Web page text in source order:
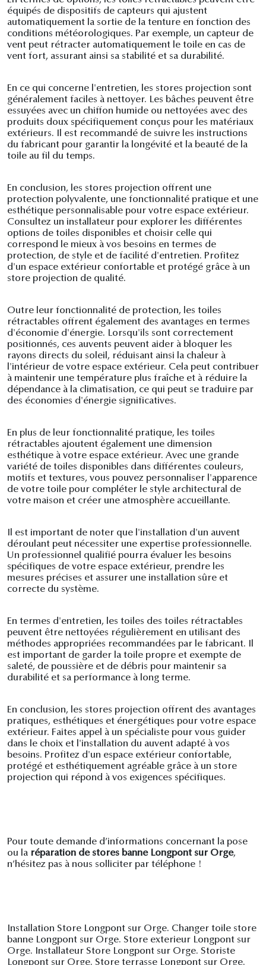
équipés de dispositifs de capteurs qui ajustent
automatiquement la sortie de la tenture en fonction des
conditions météorologiques. Par exemple, un capteur de
vent peut rétracter automatiquement le toile en cas de
vent fort, assurant ainsi sa stabilité et sa durabilité.
En ce qui concerne l'entretien, les stores projection sont
généralement faciles à nettoyer. Les bâches peuvent être
essuyées avec un chiffon humide ou nettoyées avec des
produits doux spécifiquement conçus pour les matériaux
extérieurs. Il est recommandé de suivre les instructions
du fabricant pour garantir la longévité et la beauté de la
toile au fil du temps.
En conclusion, les stores projection offrent une
protection polyvalente, une fonctionnalité pratique et une
esthétique personnalisable pour votre espace extérieur.
Consultez un installateur pour explorer les différentes
options de toiles disponibles et choisir celle qui
correspond le mieux à vos besoins en termes de
protection, de style et de facilité d'entretien. Profitez
d'un espace extérieur confortable et protégé grâce à un
store projection de qualité.
Outre leur fonctionnalité de protection, les toiles
rétractables offrent également des avantages en termes
d'économie d'énergie. Lorsqu'ils sont correctement
positionnés, ces auvents peuvent aider à bloquer les
rayons directs du soleil, réduisant ainsi la chaleur à
l'intérieur de votre espace extérieur. Cela peut contribuer
à maintenir une température plus fraîche et à réduire la
dépendance à la climatisation, ce qui peut se traduire par
des économies d'énergie significatives.
En plus de leur fonctionnalité pratique, les toiles
rétractables ajoutent également une dimension
esthétique à votre espace extérieur. Avec une grande
variété de toiles disponibles dans différentes couleurs,
motifs et textures, vous pouvez personnaliser l'apparence
de votre toile pour compléter le style architectural de
votre maison et créer une atmosphère accueillante.
Il est important de noter que l'installation d'un auvent
déroulant peut nécessiter une expertise professionnelle.
Un professionnel qualifié pourra évaluer les besoins
spécifiques de votre espace extérieur, prendre les
mesures précises et assurer une installation sûre et
correcte du système.
En termes d'entretien, les toiles des toiles rétractables
peuvent être nettoyées régulièrement en utilisant des
méthodes appropriées recommandées par le fabricant. Il
est important de garder la toile propre et exempte de
saleté, de poussière et de débris pour maintenir sa
durabilité et sa performance à long terme.
En conclusion, les stores projection offrent des avantages
pratiques, esthétiques et énergétiques pour votre espace
extérieur. Faites appel à un spécialiste pour vous guider
dans le choix et l'installation du auvent adapté à vos
besoins. Profitez d'un espace extérieur confortable,
protégé et esthétiquement agréable grâce à un store
projection qui répond à vos exigences spécifiques.
Pour toute demande d’informations concernant la pose
ou la réparation de stores banne Longpont sur Orge,
n’hésitez pas à nous solliciter par téléphone !
Installation Store Longpont sur Orge. Changer toile store
banne Longpont sur Orge. Store exterieur Longpont sur
Orge. Installateur Store Longpont sur Orge. Storiste
Longpont sur Orge. Store terrasse Longpont sur Orge.